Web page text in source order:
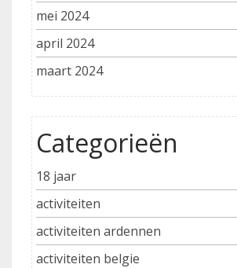
mei 2024
april 2024
maart 2024
Categorieën
18 jaar
activiteiten
activiteiten ardennen
activiteiten belgie